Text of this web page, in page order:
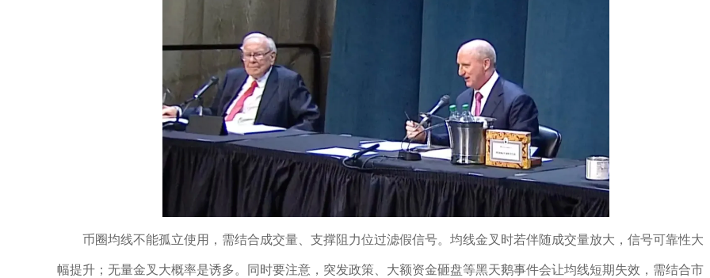
币圈均线不能孤立使用，需结合成交量、支撑阻力位过滤假信号。均线金叉时若伴随成交量放大，信号可靠性大
幅提升；无量金叉大概率是诱多。同时要注意，突发政策、大额资金砸盘等黑天鹅事件会让均线短期失效，需结合市